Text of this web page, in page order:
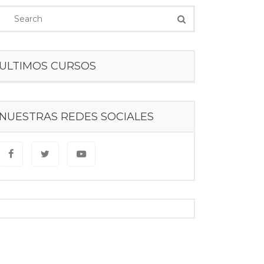
ULTIMOS CURSOS
NUESTRAS REDES SOCIALES